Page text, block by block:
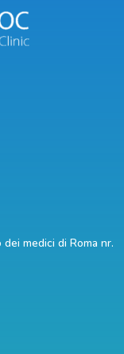
medici di Roma nr.